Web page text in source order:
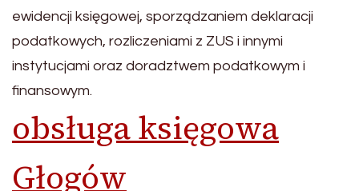
ewidencji księgowej, sporządzaniem deklaracji
podatkowych, rozliczeniami z ZUS i innymi
instytucjami oraz doradztwem podatkowym i
finansowym.
obsługa księgowa
Głogów